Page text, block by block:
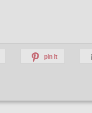
pin it